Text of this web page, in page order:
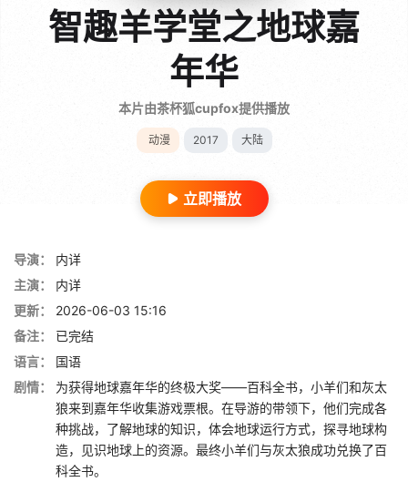
智趣羊学堂之地球嘉
年华
本片由茶杯狐cupfox提供播放
动漫 2017 大陆
立即播放
导演：
内详
主演：
内详
更新：
2026-06-03 15:16
备注：
已完结
语言：
国语
剧情：
为获得地球嘉年华的终极大奖——百科全书，小羊们和灰太
狼来到嘉年华收集游戏票根。在导游的带领下，他们完成各
种挑战，了解地球的知识，体会地球运行方式，探寻地球构
造，见识地球上的资源。最终小羊们与灰太狼成功兑换了百
科全书。